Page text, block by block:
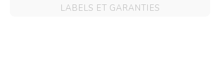
LABELS ET GARANTIES